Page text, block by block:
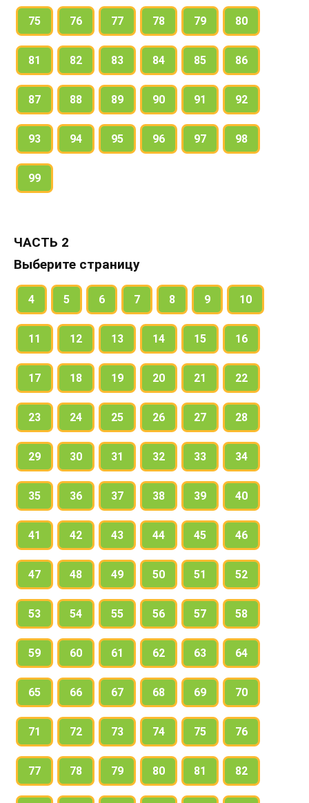
75 76 77 78 79 80
81 82 83 84 85 86
87 88 89 90 91 92
93 94 95 96 97 98
99
ЧАСТЬ 2
Выберите страницу
4 5 6 7 8 9 10
11 12 13 14 15 16
17 18 19 20 21 22
23 24 25 26 27 28
29 30 31 32 33 34
35 36 37 38 39 40
41 42 43 44 45 46
47 48 49 50 51 52
53 54 55 56 57 58
59 60 61 62 63 64
65 66 67 68 69 70
71 72 73 74 75 76
77 78 79 80 81 82